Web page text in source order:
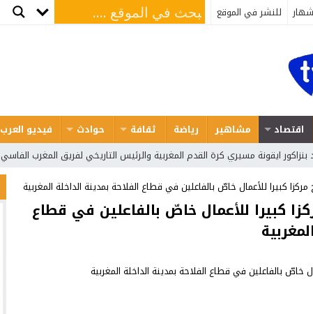
للنشر في الموقع
اقتصاد مشاهير رياضة ثقافة حوادث فيديو العرب
ايقونة مسيري كرة القدم المغربية والرئيس التاريخي لفريق المغرب الفاسي
كبيرا للأعمال خاصّ بالفاعلين في قطاع الفلاحة بمدينة الداخلة المغربية
كبيرا للأعمال خاصّ بالفاعلين في قطاع